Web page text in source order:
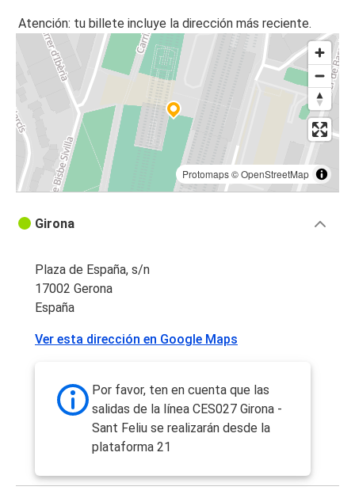
Atención: tu billete incluye la dirección más reciente.
Protomaps©OpenStreetMap
Girona
Plaza de España, s/n
17002 Gerona
España
Ver esta dirección en Google Maps
Por favor, ten en cuenta que las
salidas de la línea CES027 Girona -
Sant Feliu se realizarán desde la
plataforma 21